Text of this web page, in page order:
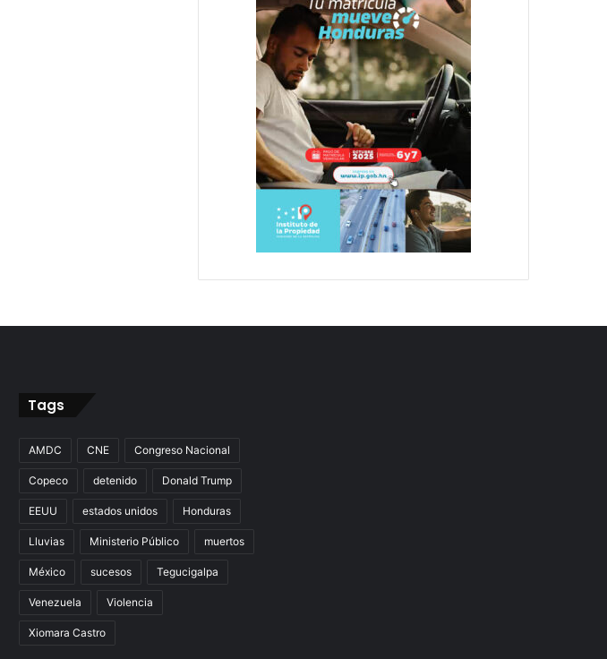
Tags
AMDC CNE Congreso Nacional
Copeco detenido Donald Trump
EEUU estados unidos Honduras
Lluvias Ministerio Público muertos
México sucesos Tegucigalpa
Venezuela Violencia
Xiomara Castro